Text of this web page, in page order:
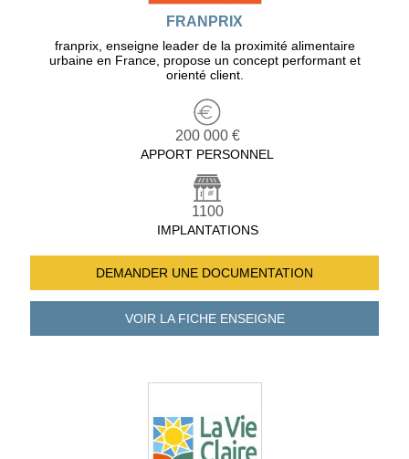
FRANPRIX
franprix, enseigne leader de la proximité alimentaire
urbaine en France, propose un concept performant et
orienté client.
200 000 €
APPORT PERSONNEL
1100
IMPLANTATIONS
DEMANDER UNE DOCUMENTATION
VOIR LA FICHEENSEIGNE